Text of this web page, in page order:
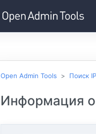
Open Admin Tools Поиск IP
Информация о